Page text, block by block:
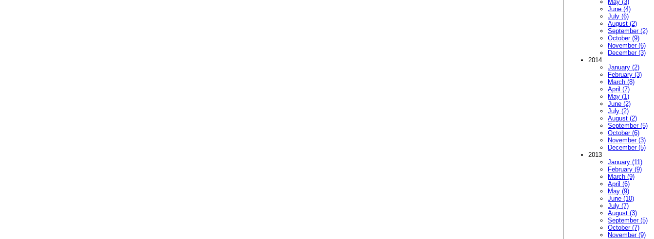
May (3)
June (4)
July (6)
August (2)
September (2)
October (9)
November (6)
December (3)
2014
January (2)
February (3)
March (8)
April (7)
May (1)
June (2)
July (2)
August (2)
September (5)
October (6)
November (3)
December (5)
2013
January (11)
February (9)
March (9)
April (6)
May (9)
June (10)
July (7)
August (3)
September (5)
October (7)
November (9)